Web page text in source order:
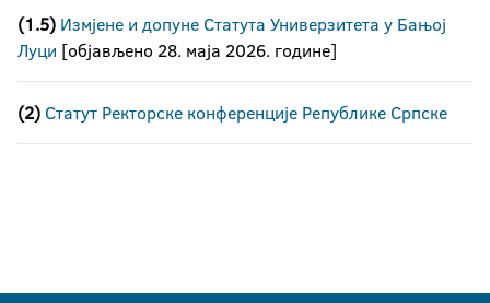
(1.5) Измјене и допуне Статута Универзитета у Бањој
Луци [објављено 28. маја 2026. године]
(2) Статут Ректорске конференције Републике Српске